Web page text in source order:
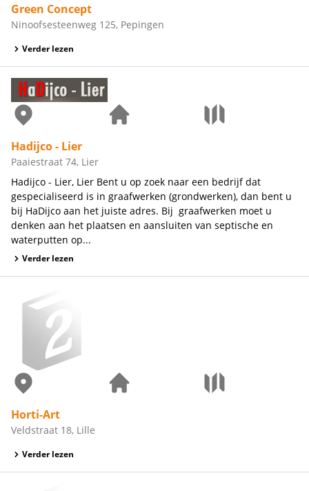
Green Concept
Ninoofsesteenweg 125, Pepingen
Verder lezen
Hadijco - Lier
Paaiestraat 74, Lier
Hadijco - Lier, Lier Bent u op zoek naar een bedrijf dat
gespecialiseerd is in graafwerken (grondwerken), dan bent u
bij HaDijco aan het juiste adres. Bij graafwerken moet u
denken aan het plaatsen en aansluiten van septische en
waterputten op...
Verder lezen
Horti-Art
Veldstraat 18, Lille
Verder lezen